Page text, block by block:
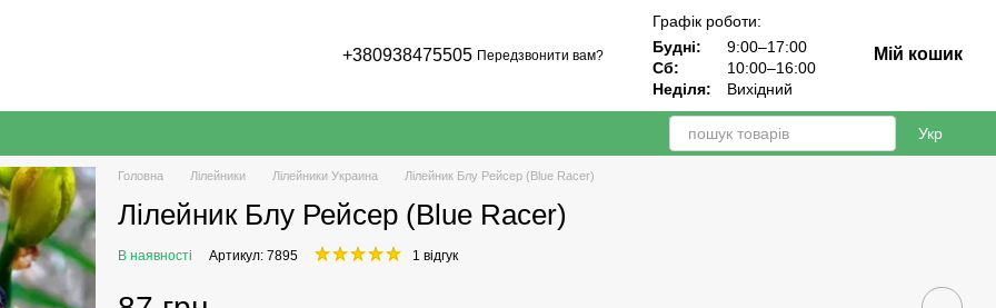
+380938475505 Передзвонити вам?
Графік роботи:
Будні:
9:00–17:00
Сб:
10:00–16:00
Неділя:
Вихідний
Мій кошик
Укр
Головна Лілейники Лілейники Украина Лілейник Блу Рейсер (Blue Racer)
Лілейник Блу Рейсер (Blue Racer)
В наявності Артикул: 7895 1 відгук